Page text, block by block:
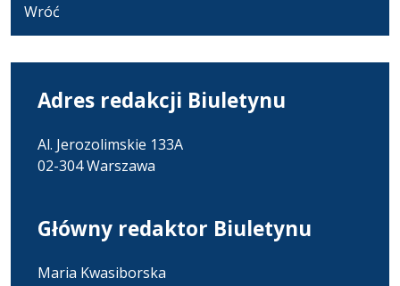
Wróć
Adres redakcji Biuletynu
Al. Jerozolimskie 133A
02-304 Warszawa
Główny redaktor Biuletynu
Maria Kwasiborska